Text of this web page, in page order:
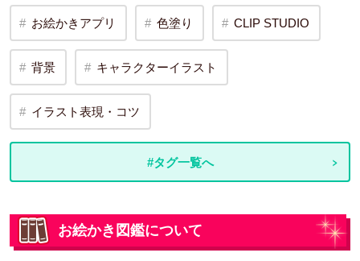
お絵かきアプリ 色塗り CLIP STUDIO
背景 キャラクターイラスト
イラスト表現・コツ
#タグ一覧へ
お絵かき図鑑について